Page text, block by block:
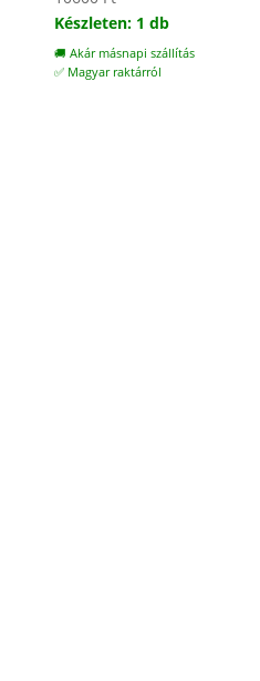
Készleten: 1 db
🚚 Akár másnapi szállítás
✅ Magyar raktárról